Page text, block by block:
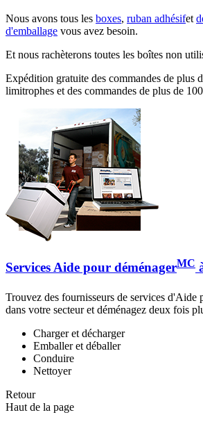
Nous avons tous les boxes, ruban adhésifet
d'emballage vous avez besoin.
Et nous rachèterons toutes les boîtes non
Expédition gratuite des commandes de plus
limitrophes et des commandes de plus de
Services Aide pour déménagerMC
Trouvez des fournisseurs de services d'Aide
dans votre secteur et déménagez deux fois
Charger et décharger
Emballer et déballer
Conduire
Nettoyer
Retour
Haut de la page